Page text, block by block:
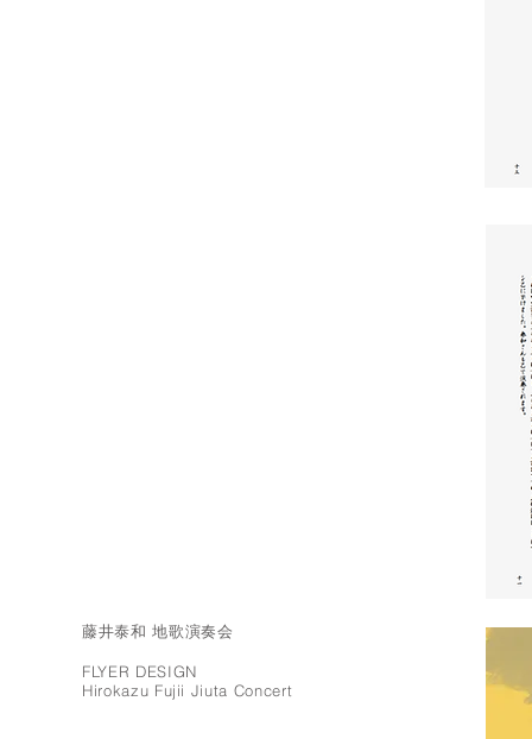
藤井泰和 地歌演奏会
FLYER DESIGN
Hirokazu Fujii Jiuta Concert